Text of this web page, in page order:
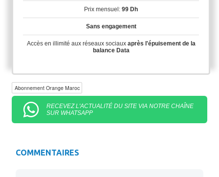
Prix mensuel: 99 Dh
Sans engagement
Accès en illimité aux réseaux sociauxaprès l'épuisement de la
balance Data
Abonnement Orange Maroc
RECEVEZ L'ACTUALITÉ DU SITE VIA NOTRE CHAÎNE
SUR WHATSAPP
COMMENTAIRES